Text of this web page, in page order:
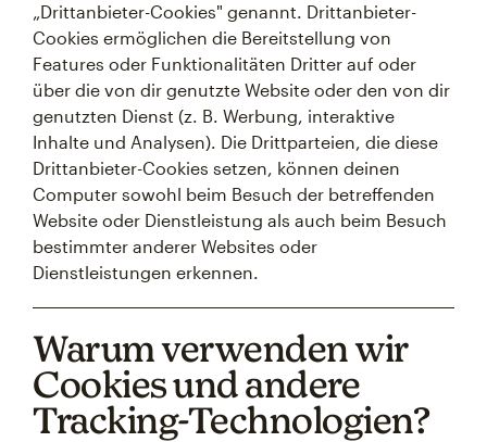
„Drittanbieter-Cookies" genannt. Drittanbieter-
Cookies ermöglichen die Bereitstellung von
Features oder Funktionalitäten Dritter auf oder
über die von dir genutzte Website oder den von dir
genutzten Dienst (z. B. Werbung, interaktive
Inhalte und Analysen). Die Drittparteien, die diese
Drittanbieter-Cookies setzen, können deinen
Computer sowohl beim Besuch der betreffenden
Website oder Dienstleistung als auch beim Besuch
bestimmter anderer Websites oder
Dienstleistungen erkennen.
Warum verwenden wir
Cookies und andere
Tracking-Technologien?